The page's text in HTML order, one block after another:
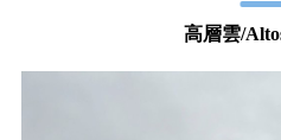
高層雲/